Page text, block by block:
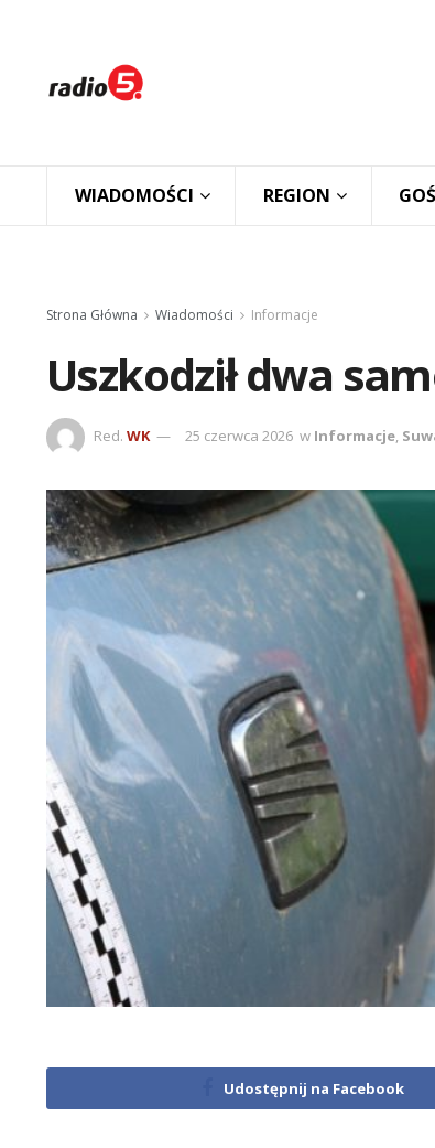
WIADOMOŚCI REGION
Strona Główna Wiadomości Informacje
Uszkodził dwa
Red. WK 25 czerwca 2026 w Informacje,
Udostępnij na Facebook